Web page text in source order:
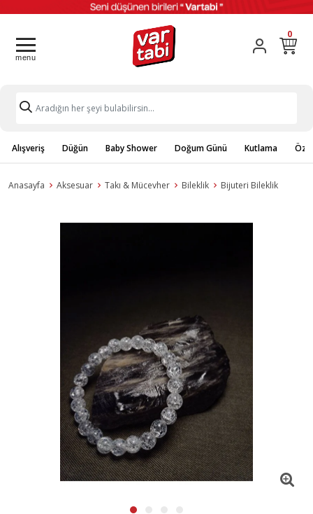
0
Alışveriş Düğün Baby Shower Doğum Günü Kutlama
Anasayfa Aksesuar Takı & Mücevher Bileklik Bijuteri Bileklik